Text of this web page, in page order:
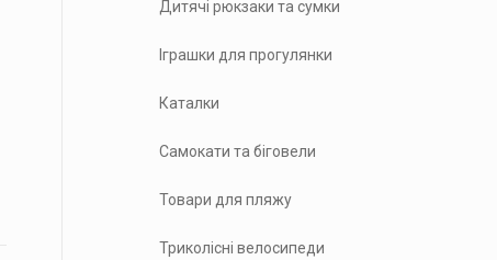
Дитячі рюкзаки та сумки
Іграшки для прогулянки
Каталки
Самокати та біговели
Товари для пляжу
Триколісні велосипеди